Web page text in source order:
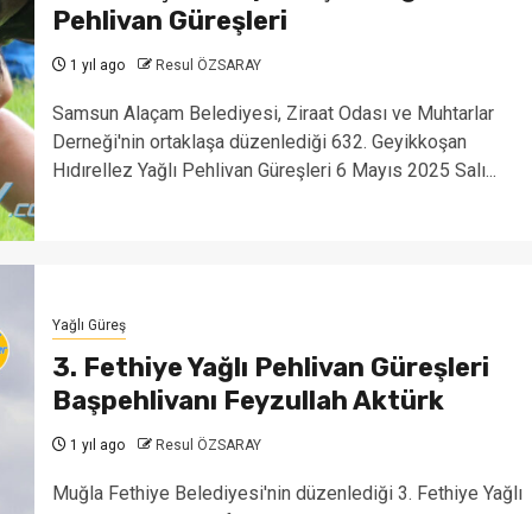
Pehlivan Güreşleri
1 yıl ago Resul ÖZSARAY
Samsun Alaçam Belediyesi, Ziraat Odası ve Muhtarlar
Derneği'nin ortaklaşa düzenlediği 632. Geyikkoşan
Hıdırellez Yağlı Pehlivan Güreşleri 6 Mayıs 2025 Salı...
Yağlı Güreş
3. Fethiye Yağlı Pehlivan Güreşleri
Başpehlivanı Feyzullah Aktürk
1 yıl ago Resul ÖZSARAY
Muğla Fethiye Belediyesi'nin düzenlediği 3. Fethiye Yağlı